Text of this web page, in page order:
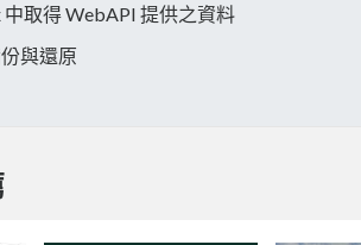
取得 WebAPI 提供之資料
與還原